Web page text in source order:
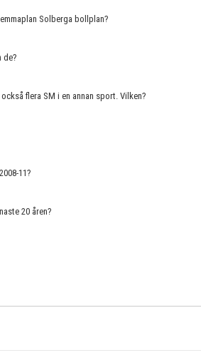
Solberga bollplan?
de?
flera SM i en annan sport. Vilken?
11?
20 åren?